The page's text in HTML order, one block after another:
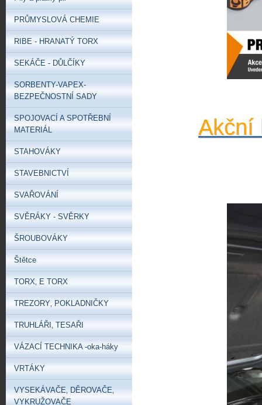
Akční
PRŮMYSLOVÁ CHEMIE
RIBE - HRANATÝ TORX
SEKÁČE - DŮLČÍKY
SORBENTY-VAPEX-
BEZPEČNOSTNÍ SADY
SPOJOVACÍ A SPOTŘEBNÍ
MATERIÁL
STAHOVÁKY
STAVEBNICTVÍ
SVAŘOVÁNÍ
SVĚRÁKY - SVĚRKY
ŠROUBOVÁKY
Štětce
TORX‚ E TORX
TREZORY‚ POKLADNIČKY
TRUHLÁŘI‚ TESAŘI
VÁZACÍ TECHNIKA -oka-háky
VRTÁKY
VYSEKÁVAČE‚ DĚROVAČE‚
VYKRUŽOVAČE